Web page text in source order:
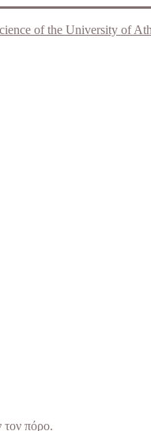
of the University of